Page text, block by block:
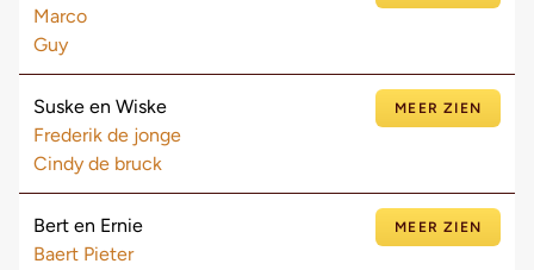
Marco
Guy
Suske en Wiske
Frederik de jonge
Cindy de bruck
MEER ZIEN
Bert en Ernie
Baert Pieter
MEER ZIEN